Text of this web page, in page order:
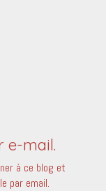
e-mail.
à ce blog et
par email.